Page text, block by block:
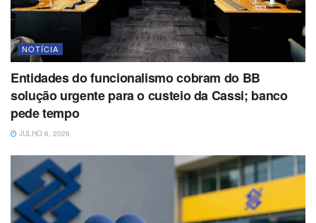
NOTÍCIA
Entidades do funcionalismo cobram do BB
solução urgente para o custeio da Cassi; banco
pede tempo
JULHO 6, 2026